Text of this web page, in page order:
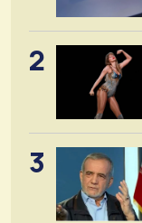
2
3